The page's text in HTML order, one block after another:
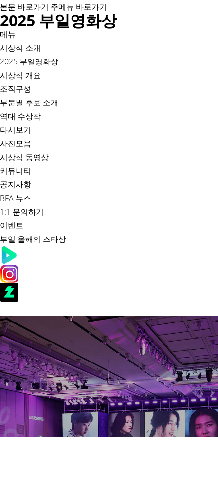
본문 바로가기 주메뉴 바로가기
2025 부일영화상
메뉴
시상식 소개
2025 부일영화상
시상식 개요
조직구성
부문별 후보 소개
역대 수상작
다시보기
사진모음
시상식 동영상
커뮤니티
공지사항
BFA 뉴스
1:1 문의하기
이벤트
부일 올해의 스타상